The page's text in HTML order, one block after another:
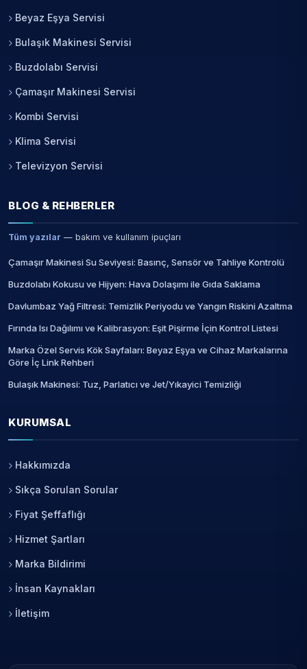
Beyaz Eşya Servisi
Bulaşık Makinesi Servisi
Buzdolabı Servisi
Çamaşır Makinesi Servisi
Kombi Servisi
Klima Servisi
Televizyon Servisi
BLOG & REHBERLER
Tüm yazılar — bakım ve kullanım ipuçları
Çamaşır Makinesi Su Seviyesi: Basınç, Sensör ve Tahliye Kontrolü
Buzdolabı Kokusu ve Hijyen: Hava Dolaşımı ile Gıda Saklama
Davlumbaz Yağ Filtresi: Temizlik Periyodu ve Yangın Riskini Azaltma
Fırında Isı Dağılımı ve Kalibrasyon: Eşit Pişirme İçin Kontrol Listesi
Marka Özel Servis Kök Sayfaları: Beyaz Eşya ve Cihaz Markalarına
Göre İç Link Rehberi
Bulaşık Makinesi: Tuz, Parlatıcı ve Jet/Yıkayici Temizliği
KURUMSAL
Hakkımızda
Sıkça Sorulan Sorular
Fiyat Şeffaflığı
Hizmet Şartları
Marka Bildirimi
İnsan Kaynakları
İletişim